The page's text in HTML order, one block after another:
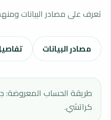
تعرف على مصادر البيانات
مصادر البيانات
طريقة الحساب المعروضة:
كراتشي.